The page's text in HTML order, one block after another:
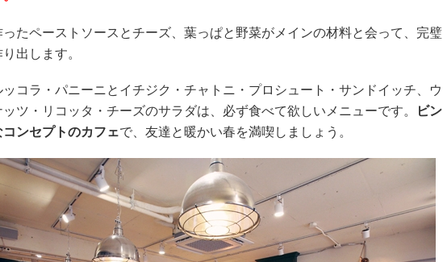
ったペーストソースとチーズ、葉っぱと野菜がメインの材料と会って、完璧
出します。
コラ・パニーニとイチジク・チャトニ・プロシュート・サンドイッチ、ウ
ッツ・リコッタ・チーズのサラダは、必ず食べて欲しいメニューです。
ビン
コンセプトのカフェで、友達と暖かい春を満喫しましょう。